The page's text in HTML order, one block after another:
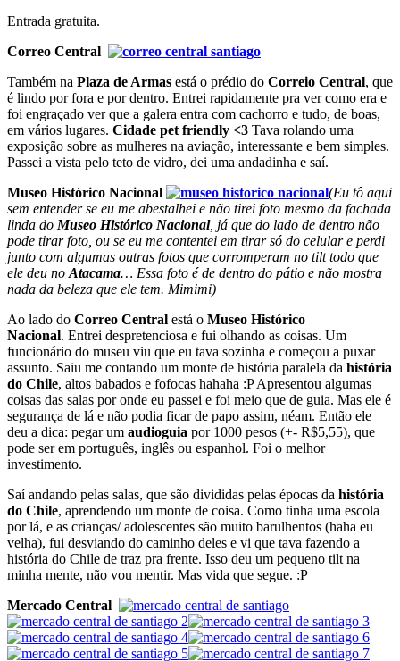
Entrada gratuita.
Correo Central
Também na Plaza de Armas está o prédio do Correio Central, que
é lindo por fora e por dentro. Entrei rapidamente pra ver como era e
foi engraçado ver que a galera entra com cachorro e tudo, de boas,
em vários lugares. Cidade pet friendly <3 Tava rolando uma
exposição sobre as mulheres na aviação, interessante e bem simples.
Passei a vista pelo teto de vidro, dei uma andadinha e saí.
Museo Histórico Nacional
(Eu tô aqui
sem entender se eu me abestalhei e não tirei foto mesmo da fachada
linda doMuseo Histórico Nacional, já que do lado de dentro não
pode tirar foto, ou se eu me contentei em tirar só do celular e perdi
junto com algumas outras fotos que corromperam no tilt todo que
ele deu noAtacama… Essa foto é de dentro do pátio e não mostra
nada da beleza que ele tem. Mimimi)
Ao lado do Correo Central está o Museo Histórico
Nacional. Entrei despretenciosa e fui olhando as coisas. Um
funcionário do museu viu que eu tava sozinha e começou a puxar
assunto. Saiu me contando um monte de história paralela da história
do Chile, altos babados e fofocas hahaha :P Apresentou algumas
coisas das salas por onde eu passei e foi meio que de guia. Mas ele é
segurança de lá e não podia ficar de papo assim, néam. Então ele
deu a dica: pegar um audioguia por 1000 pesos (+- R$5,55), que
pode ser em português, inglês ou espanhol. Foi o melhor
investimento.
Saí andando pelas salas, que são divididas pelas épocas da história
do Chile, aprendendo um monte de coisa. Como tinha uma escola
por lá, e as crianças/ adolescentes são muito barulhentos (haha eu
velha), fui desviando do caminho deles e vi que tava fazendo a
história do Chile de traz pra frente. Isso deu um pequeno tilt na
minha mente, não vou mentir. Mas vida que segue. :P
Mercado Central